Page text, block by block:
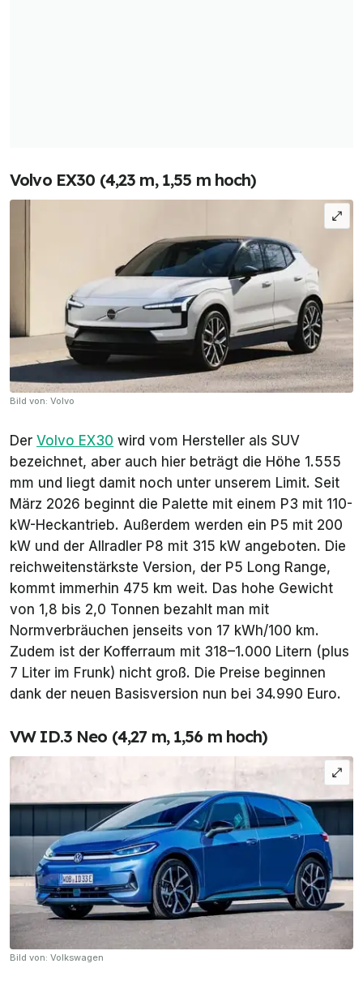
Volvo EX30 (4,23 m, 1,55 m hoch)
Bild von: Volvo
Der Volvo EX30 wird vom Hersteller als SUV
bezeichnet, aber auch hier beträgt die Höhe 1.555
mm und liegt damit noch unter unserem Limit. Seit
März 2026 beginnt die Palette mit einem P3 mit 110-
kW-Heckantrieb. Außerdem werden ein P5 mit 200
kW und der Allradler P8 mit 315 kW angeboten. Die
reichweitenstärkste Version, der P5 Long Range,
kommt immerhin 475 km weit. Das hohe Gewicht
von 1,8 bis 2,0 Tonnen bezahlt man mit
Normverbräuchen jenseits von 17 kWh/100 km.
Zudem ist der Kofferraum mit 318–1.000 Litern (plus
7 Liter im Frunk) nicht groß. Die Preise beginnen
dank der neuen Basisversion nun bei 34.990 Euro.
VW ID.3 Neo (4,27 m, 1,56 m hoch)
Bild von: Volkswagen